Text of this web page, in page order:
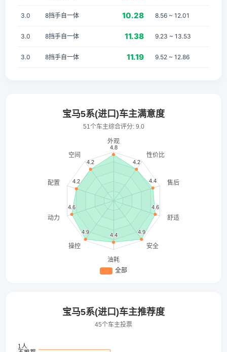
3.0 8挡手自一体 10.28 8.56 ~ 12.01
3.0 8挡手自一体 11.38 9.23 ~ 13.53
3.0 8挡手自一体 11.19 9.52 ~ 12.86